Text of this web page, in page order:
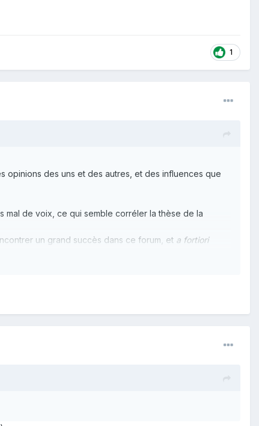
1
des uns et des autres, et des influences que
de voix, ce qui semble corréler la thèse de la
un grand succès dans ce forum, et a fortiori